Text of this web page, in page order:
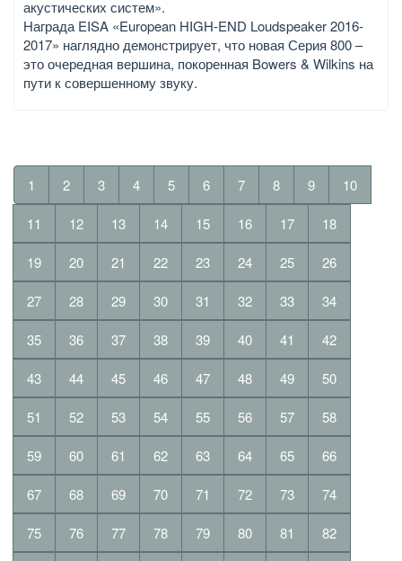
акустических систем».
Награда EISA «European HIGH-END Loudspeaker 2016-
2017» наглядно демонстрирует, что новая Серия 800 –
это очередная вершина, покоренная Bowers & Wilkins на
пути к совершенному звуку.
1 2 3 4 5 6 7 8 9 10
11 12 13 14 15 16 17 18
19 20 21 22 23 24 25 26
27 28 29 30 31 32 33 34
35 36 37 38 39 40 41 42
43 44 45 46 47 48 49 50
51 52 53 54 55 56 57 58
59 60 61 62 63 64 65 66
67 68 69 70 71 72 73 74
75 76 77 78 79 80 81 82